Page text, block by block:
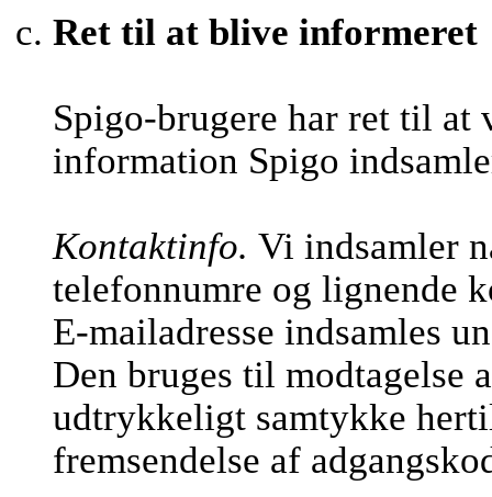
Ret til at blive informeret
Spigo-brugere har ret til
information Spigo
Kontaktinfo. Vi indsamler
telefonnumre og lignende
E-mailadresse indsamles
Den bruges til modtagelse
udtrykkeligt samtykke
fremsendelse af